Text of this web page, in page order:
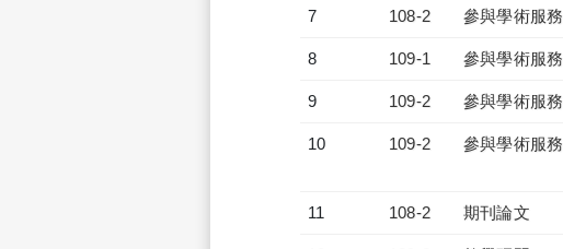
7 108-2 參與學術服務
8 109-1 參與學術服務
9 109-2 參與學術服務
10 109-2 參與學術服務
11 108-2 期刊論文